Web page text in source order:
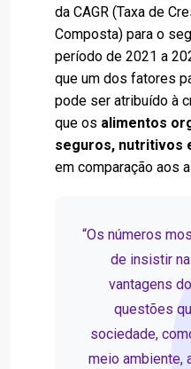
da CAGR (Taxa de
Composta) para o
período de 2021 a
que um dos fatores
pode ser atribuído à
que os alimentos
seguros, nutritivos
em comparação aos
“Os números
de insistir
vantagens
questões
sociedade,
meio ambiente,